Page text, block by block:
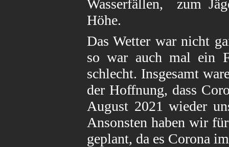
Wasserfällen, zum
Höhe.
Das Wetter war nicht
so war auch mal ein
schlecht. Insgesamt
der Hoffnung, dass
August 2021 wieder
Ansonsten haben wir
geplant, da es Corona